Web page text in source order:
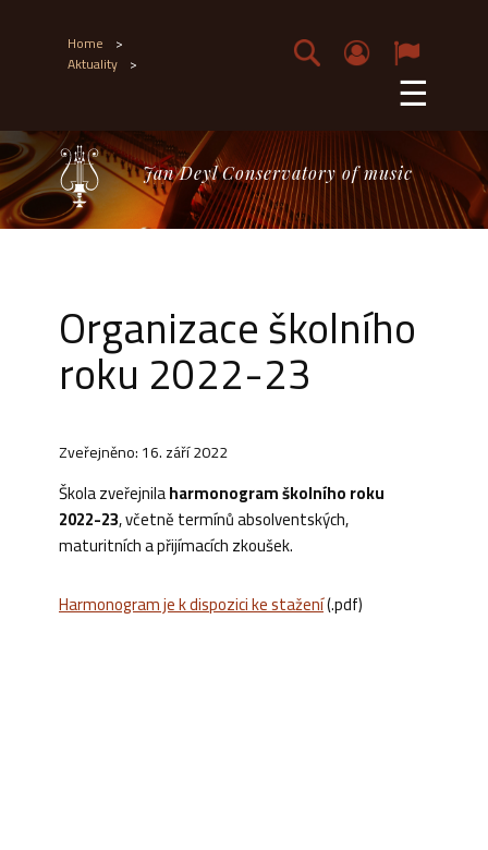
Home >
Aktuality > ☰
Jan Deyl Conservatory of music
Organizace školního
roku 2022-23
Zveřejněno: 16. září 2022
Škola zveřejnilaharmonogram školního roku
2022-23, včetně termínů absolventských,
maturitních a přijímacích zkoušek.
Harmonogram je k dispozici ke stažení(.pdf)